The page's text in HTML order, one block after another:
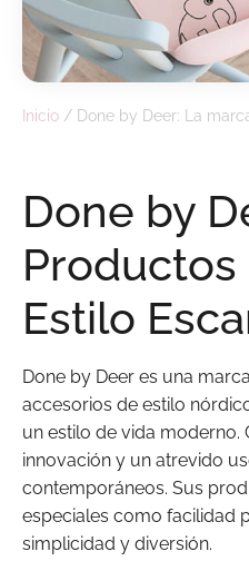
Inicio / Done by Deer: La
Done by
Estilo
Done by Deer es una
accesorios de estilo
un estilo de vida moderno.
innovación y un atrevido
contemporáneos. Sus
especiales como facilidad
simplicidad y diversión.